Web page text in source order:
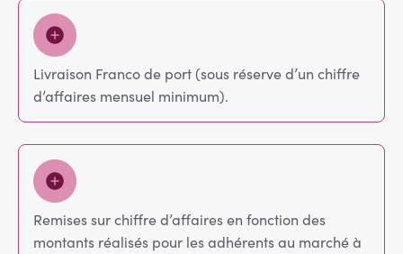
Livraison Franco de port (sous réserve d’un chiffre
d’affaires mensuel minimum).
Remises sur chiffre d’affaires en fonction des
montants réalisés pour les adhérents au marché à